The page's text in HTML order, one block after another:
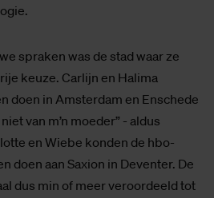
spraken was de stad waar ze
keuze. Carlijn en Halima
doen in Amsterdam en Enschede
van m’n moeder” - aldus
en Wiebe konden de hbo-
doen aan Saxion in Deventer. De
dus min of meer veroordeeld tot